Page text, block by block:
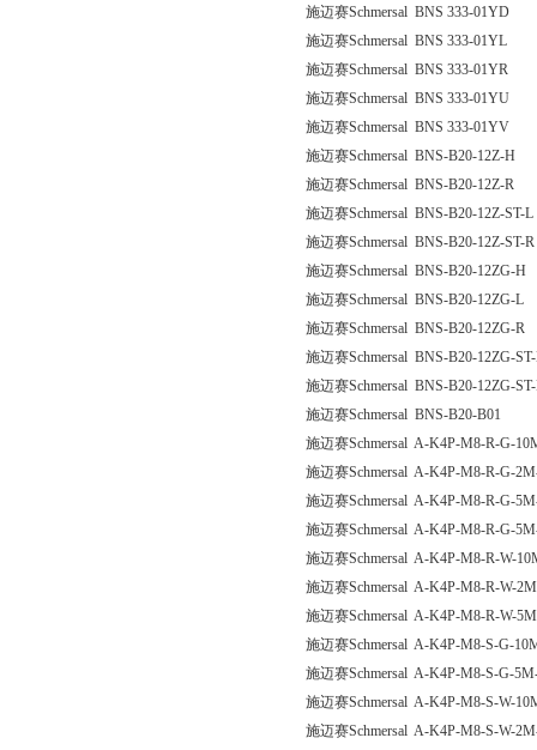
施迈赛Schmersal BNS 333-01YD
施迈赛Schmersal BNS 333-01YL
施迈赛Schmersal BNS 333-01YR
施迈赛Schmersal BNS 333-01YU
施迈赛Schmersal BNS 333-01YV
施迈赛Schmersal BNS-B20-12Z-H
施迈赛Schmersal BNS-B20-12Z-R
施迈赛Schmersal BNS-B20-12Z-ST-L
施迈赛Schmersal BNS-B20-12Z-ST-R
施迈赛Schmersal BNS-B20-12ZG-H
施迈赛Schmersal BNS-B20-12ZG-L
施迈赛Schmersal BNS-B20-12ZG-R
施迈赛Schmersal BNS-B20-12ZG-
施迈赛Schmersal BNS-B20-12ZG-
施迈赛Schmersal BNS-B20-B01
施迈赛Schmersal A-K4P-M8-R-G-
施迈赛Schmersal A-K4P-M8-R-G-
施迈赛Schmersal A-K4P-M8-R-G-
施迈赛Schmersal A-K4P-M8-R-G-
施迈赛Schmersal A-K4P-M8-R-W-
施迈赛Schmersal A-K4P-M8-R-W-
施迈赛Schmersal A-K4P-M8-R-W-
施迈赛Schmersal A-K4P-M8-S-G-
施迈赛Schmersal A-K4P-M8-S-G-
施迈赛Schmersal A-K4P-M8-S-W-
施迈赛Schmersal A-K4P-M8-S-W-